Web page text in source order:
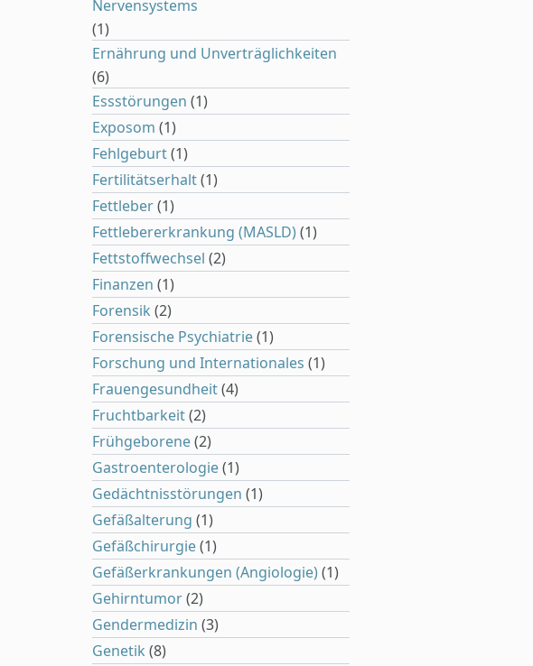
Nervensystems
(1)
Ernährung und Unverträglichkeiten
(6)
Essstörungen (1)
Exposom (1)
Fehlgeburt(1)
Fertilitätserhalt(1)
Fettleber(1)
Fettlebererkrankung (MASLD)(1)
Fettstoffwechsel (2)
Finanzen (1)
Forensik (2)
Forensische Psychiatrie(1)
Forschung und Internationales (1)
Frauengesundheit(4)
Fruchtbarkeit(2)
Frühgeborene(2)
Gastroenterologie(1)
Gedächtnisstörungen (1)
Gefäßalterung (1)
Gefäßchirurgie(1)
Gefäßerkrankungen (Angiologie)(1)
Gehirntumor(2)
Gendermedizin (3)
Genetik (8)